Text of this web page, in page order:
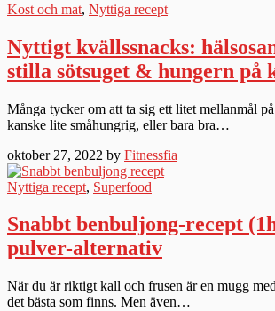
Kost och mat, Nyttiga recept
Nyttigt kvällssnacks:
stilla sötsuget & hungern på
Många tycker om att ta sig ett litet mellanmål
kanske lite småhungrig, eller bara bra…
oktober 27, 2022 by Fitnessfia
Nyttiga recept, Superfood
Snabbt benbuljong-recept
pulver-alternativ
När du är riktigt kall och frusen är en mugg
det bästa som finns. Men även…